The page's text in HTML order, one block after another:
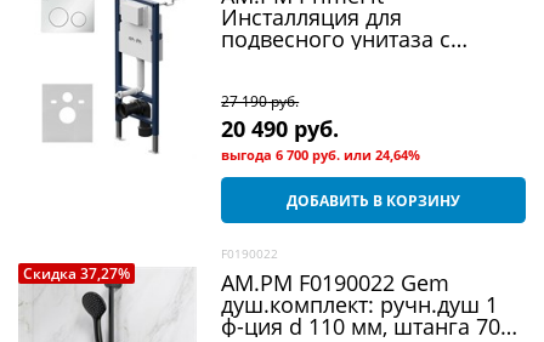
Инсталляция для
подвесного унитаза с
27 190 руб.
20 490 руб.
выгода6 700 руб. или24,64%
ДОБАВИТЬ В КОРЗИНУ
Скидка 37,27%
F0190022
AM.PM F0190022 Gem
душ.комплект: ручн.душ 1
ф-ция d 110 мм, штанга 700,